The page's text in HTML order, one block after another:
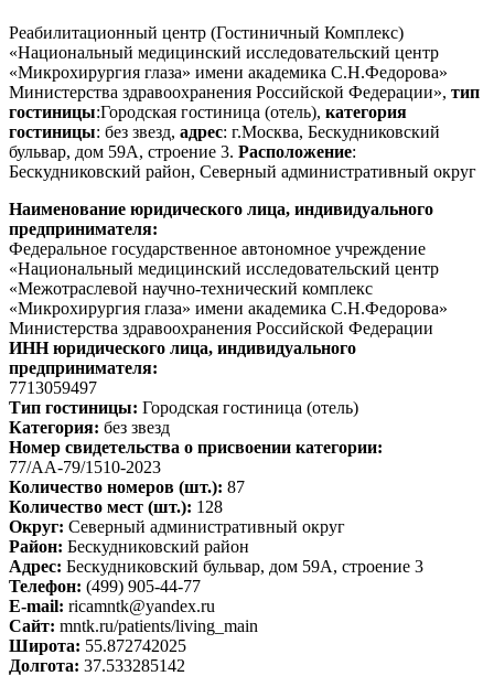
Реабилитационный центр (Гостиничный Комплекс)
«Национальный медицинский исследовательский центр
«Микрохирургия глаза» имени академика С.Н.Федорова»
Министерства здравоохранения Российской Федерации», тип
гостиницы:Городская гостиница (отель), категория
гостиницы: без звезд, адрес: г.Москва, Бескудниковский
бульвар, дом 59А, строение 3. Расположение:
Бескудниковский район, Северный административный округ
Наименование юридического лица, индивидуального
предпринимателя:
Федеральное государственное автономное учреждение
«Национальный медицинский исследовательский центр
«Межотраслевой научно-технический комплекс
«Микрохирургия глаза» имени академика С.Н.Федорова»
Министерства здравоохранения Российской Федерации
ИНН юридического лица, индивидуального
предпринимателя:
7713059497
Тип гостиницы: Городская гостиница (отель)
Категория: без звезд
Номер свидетельства о присвоении категории:
77/АА-79/1510-2023
Количество номеров (шт.): 87
Количество мест (шт.): 128
Округ: Северный административный округ
Район: Бескудниковский район
Адрес: Бескудниковский бульвар, дом 59А, строение 3
Телефон: (499) 905-44-77
E-mail: ricamntk@yandex.ru
Сайт: mntk.ru/patients/living_main
Широта: 55.872742025
Долгота: 37.533285142